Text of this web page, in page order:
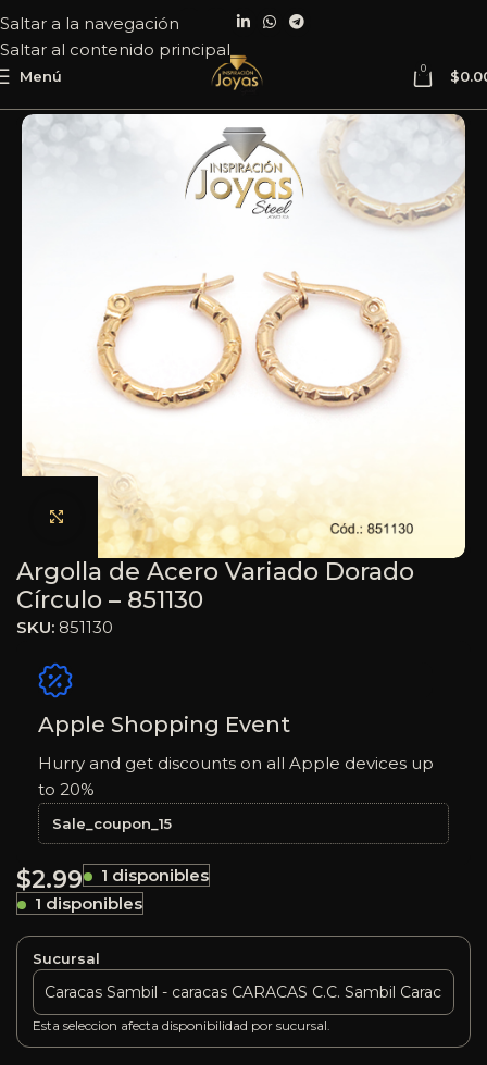
Saltar a la navegación
Saltar al contenido principal
Menú 0 $
Haga clic para ampliar
Argolla de Acero Variado Dorado
Círculo – 851130
SKU: 851130
Apple Shopping Event
Hurry and get discounts on all Apple devices up
to 20%
Sale_coupon_15
$2.99
1 disponibles
1 disponibles
Sucursal
Esta seleccion afecta disponibilidad por sucursal.